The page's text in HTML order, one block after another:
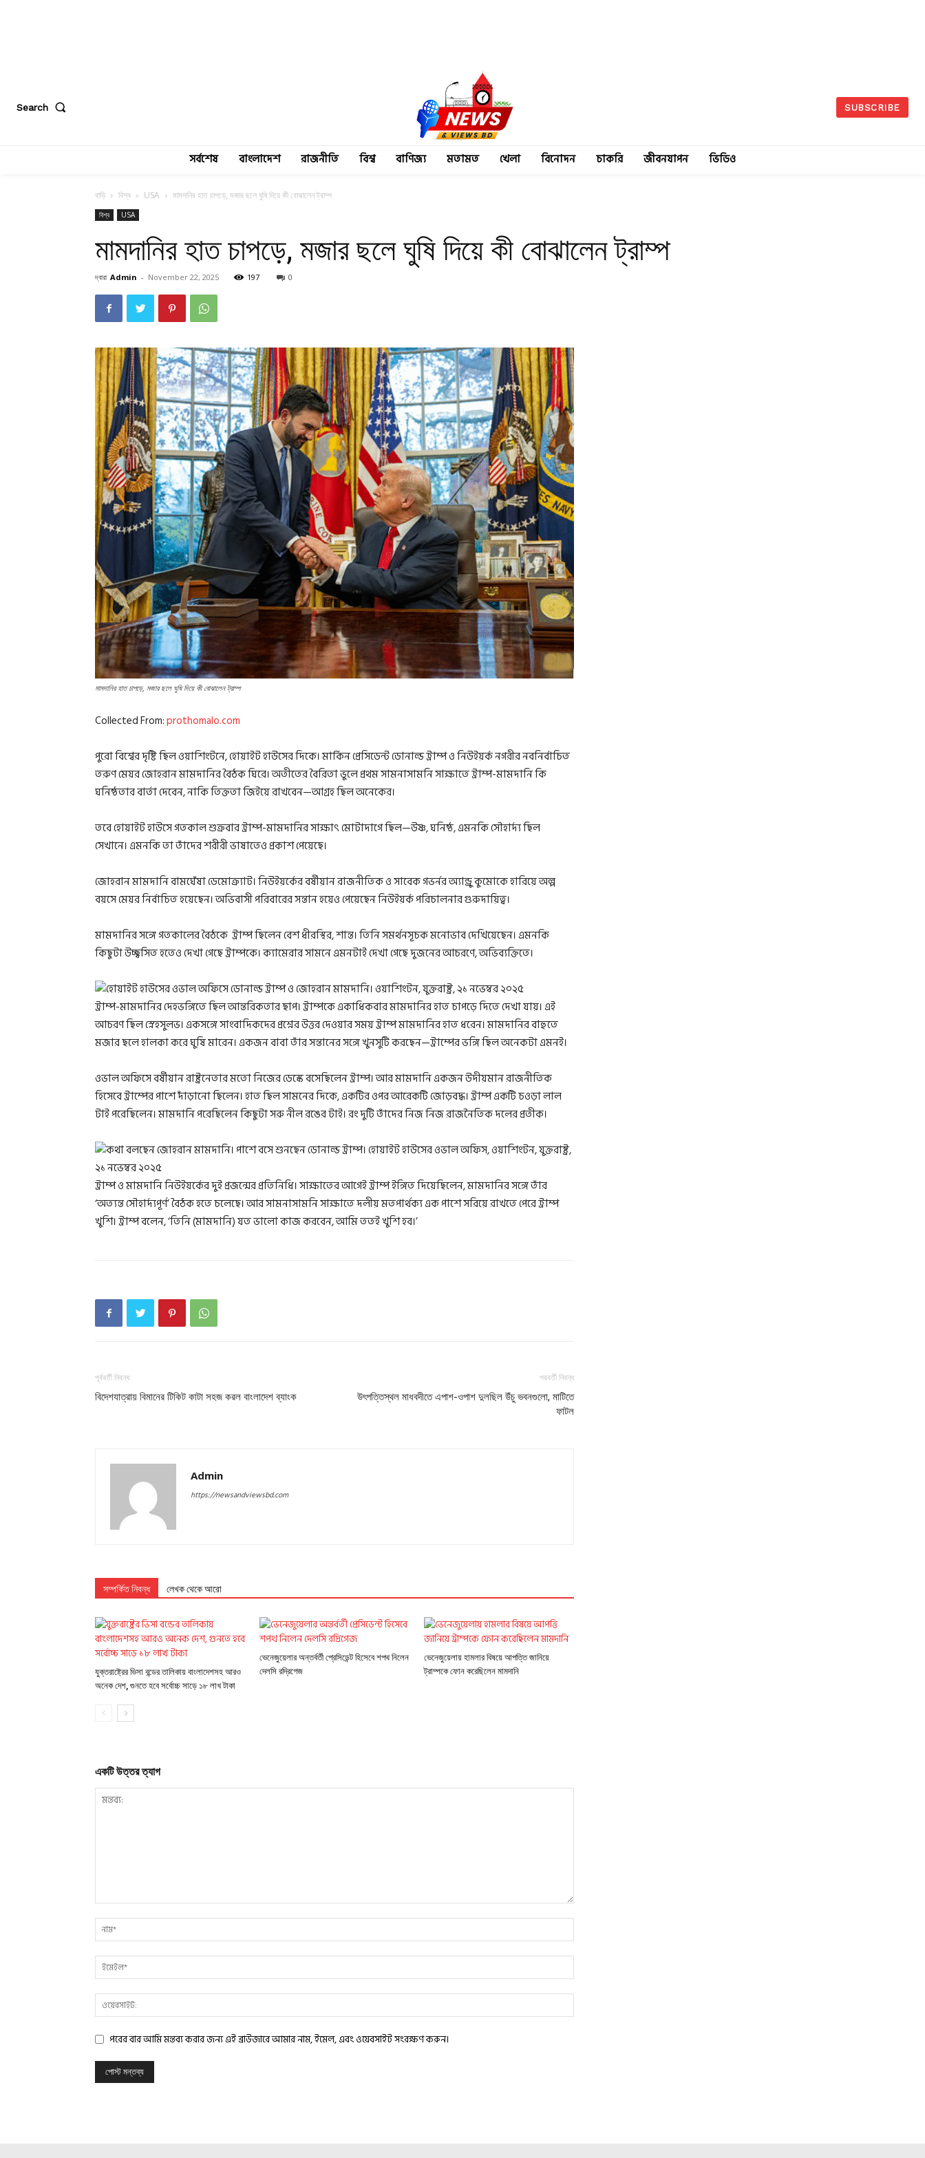
Search SUBSCRIBE
সর্বশেষ বাংলাদেশ রাজনীতি বিশ্ব বাণিজ্য মতামত খেলা বিনোদন চাকরি জীবনযাপন ভিডিও
বাড়ি বিশ্ব USA মামদানির হাত চাপড়ে, মজার ছলে ঘুষি দিয়ে কী বোঝালেন ট্রাম্প
বিশ্ব USA
মামদানির হাত চাপড়ে, মজার ছলে ঘুষি দিয়ে কী বোঝালেন ট্রাম্প
দ্বারা Admin - November 22, 2025 197 0
মামদানির হাত চাপড়ে, মজার ছলে ঘুষি দিয়ে কী বোঝালেন ট্রাম্প
Collected From:prothomalo.com
পুরো বিশ্বের দৃষ্টি ছিল ওয়াশিংটনে, হোয়াইট হাউসের দিকে। মার্কিন প্রেসিডেন্ট ডোনাল্ড ট্রাম্প ও নিউইয়র্ক নগরীর নবনির্বাচিত
তরুণ মেয়র জোহরান মামদানির বৈঠক ঘিরে। অতীতের বৈরিতা ভুলে প্রথম সামনাসামনি সাক্ষাতে ট্রাম্প-মামদানি কি
ঘনিষ্ঠতার বার্তা দেবেন, নাকি তিক্ততা জিইয়ে রাখবেন—আগ্রহ ছিল অনেকের।
তবে হোয়াইট হাউসে গতকাল শুক্রবার ট্রাম্প-মামদানির সাক্ষাৎ মোটাদাগে ছিল—উষ্ণ, ঘনিষ্ঠ, এমনকি সৌহার্দ্য ছিল
সেখানে। এমনকি তা তাঁদের শরীরী ভাষাতেও প্রকাশ পেয়েছে।
জোহরান মামদানি বামঘেঁষা ডেমোক্র্যাট। নিউইয়র্কের বর্ষীয়ান রাজনীতিক ও সাবেক গভর্নর অ্যান্ড্রু কুমোকে হারিয়ে অল্প
বয়সে মেয়র নির্বাচিত হয়েছেন। অভিবাসী পরিবারের সন্তান হয়েও পেয়েছেন নিউইয়র্ক পরিচালনার গুরুদায়িত্ব।
মামদানির সঙ্গে গতকালের বৈঠকে ট্রাম্প ছিলেন বেশ ধীরস্থির, শান্ত। তিনি সমর্থনসূচক মনোভাব দেখিয়েছেন। এমনকি
কিছুটা উচ্ছ্বসিত হতেও দেখা গেছে ট্রাম্পকে। ক্যামেরার সামনে এমনটাই দেখা গেছে দুজনের আচরণে, অভিব্যক্তিতে।
ট্রাম্প-মামদানির দেহভঙ্গিতে ছিল আন্তরিকতার ছাপ। ট্রাম্পকে একাধিকবার মামদানির হাত চাপড়ে দিতে দেখা যায়। এই
আচরণ ছিল স্নেহসুলভ। একসঙ্গে সাংবাদিকদের প্রশ্নের উত্তর দেওয়ার সময় ট্রাম্প মামদানির হাত ধরেন। মামদানির বাহুতে
মজার ছলে হালকা করে ঘুষি মারেন। একজন বাবা তাঁর সন্তানের সঙ্গে খুনসুটি করছেন—ট্রাম্পের ভঙ্গি ছিল অনেকটা এমনই।
ওভাল অফিসে বর্ষীয়ান রাষ্ট্রনেতার মতো নিজের ডেস্কে বসেছিলেন ট্রাম্প। আর মামদানি একজন উদীয়মান রাজনীতিক
হিসেবে ট্রাম্পের পাশে দাঁড়ানো ছিলেন। হাত ছিল সামনের দিকে, একটির ওপর আরেকটি জোড়বদ্ধ। ট্রাম্প একটি চওড়া লাল
টাই পরেছিলেন। মামদানি পরেছিলেন কিছুটা সরু নীল রঙের টাই। রং দুটি তাঁদের নিজ নিজ রাজনৈতিক দলের প্রতীক।
ট্রাম্প ও মামদানি নিউইয়র্কের দুই প্রজন্মের প্রতিনিধি। সাক্ষাতের আগেই ট্রাম্প ইঙ্গিত দিয়েছিলেন, মামদানির সঙ্গে তাঁর
‘অত্যন্ত সৌহার্দ্যপূর্ণ’ বৈঠক হতে চলেছে। আর সামনাসামনি সাক্ষাতে দলীয় মতপার্থক্য এক পাশে সরিয়ে রাখতে পেরে ট্রাম্প
খুশি। ট্রাম্প বলেন, ‘তিনি (মামদানি) যত ভালো কাজ করবেন, আমি ততই খুশি হব।’
পূর্ববর্তী নিবন্ধ
বিদেশযাত্রায় বিমানের টিকিট কাটা সহজ করল বাংলাদেশ ব্যাংক
পরবর্তী নিবন্ধ
উৎপত্তিস্থল মাধবদীতে এপাশ-ওপাশ দুলছিল উঁচু ভবনগুলো, মাটিতে
ফাটল
Admin
https://newsandviewsbd.com
সম্পর্কিত নিবন্ধ লেখক থেকে আরো
যুক্তরাষ্ট্রের ভিসা বন্ডের তালিকায় বাংলাদেশসহ আরও
অনেক দেশ, গুনতে হবে সর্বোচ্চ সাড়ে ১৮ লাখ টাকা
ভেনেজুয়েলার অন্তর্বর্তী প্রেসিডেন্ট হিসেবে শপথ নিলেন
দেলসি রদ্রিগেজ
ভেনেজুয়েলায় হামলার বিষয়ে আপত্তি জানিয়ে
ট্রাম্পকে ফোন করেছিলেন মামদানি
একটি উত্তর ত্যাগ
পরের বার আমি মন্তব্য করার জন্য এই ব্রাউজারে আমার নাম, ইমেল, এবং ওয়েবসাইট সংরক্ষণ করুন।